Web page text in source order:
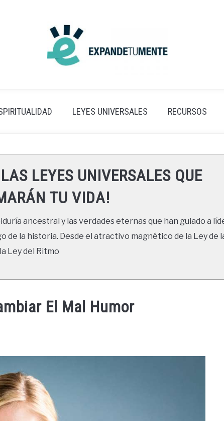
LEYES UNIVERSALES RECURSOS
LEYES UNIVERSALES QUE
TU VIDA!
ancestral y las verdades eternas que han guiado a
de la historia. Desde el atractivo magnético de la Ley de
Ley del Ritmo
El Mal Humor